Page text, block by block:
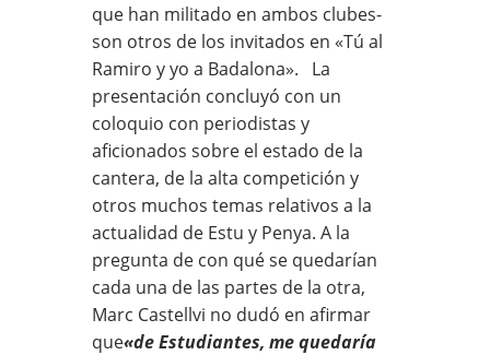
que han militado en ambos clubes-
son otros de los invitados en «Tú al
Ramiro y yo a Badalona». La
presentación concluyó con un
coloquio con periodistas y
aficionados sobre el estado de la
cantera, de la alta competición y
otros muchos temas relativos a la
actualidad de Estu y Penya. A la
pregunta de con qué se quedarían
cada una de las partes de la otra,
Marc Castellvi no dudó en afirmar
que«de Estudiantes, me quedaría